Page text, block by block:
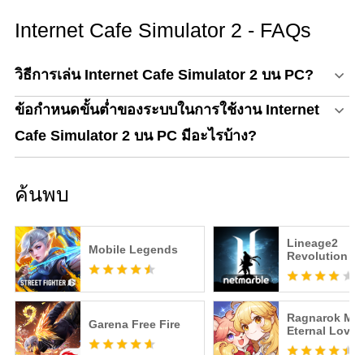
Internet Cafe Simulator 2 - FAQs
วิธีการเล่น Internet Cafe Simulator 2 บน PC?
ข้อกำหนดขั้นต่ำของระบบในการใช้งาน Internet
Cafe Simulator 2 บน PC มีอะไรบ้าง?
ค้นพบ
Mobile Legends
Lineage2
Revolution
Garena Free Fire
Ragnarok M:
Eternal Love